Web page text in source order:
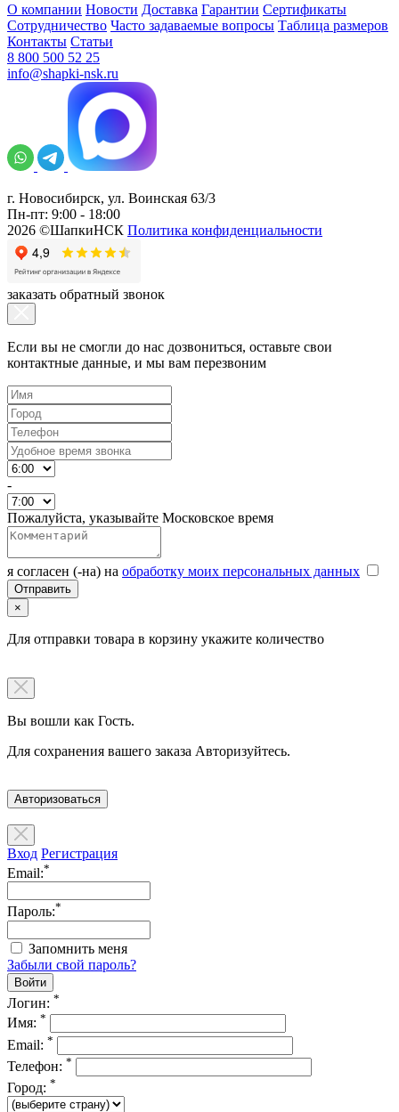
О компании Новости Доставка Гарантии Сертификаты
Сотрудничество Часто задаваемые вопросы Таблица размеров
Контакты Статьи
8 800 500 52 25
info@shapki-nsk.ru
г. Новосибирск, ул. Воинская 63/3
Пн-пт: 9:00 - 18:00
2026 ©ШапкиНСК Политика конфиденциальности
заказать обратный звонок
Если вы не смогли до нас дозвониться, оставьте свои
контактные данные, и мы вам перезвоним
-
Пожалуйста, указывайте Московское время
я согласен (-на) на обработку моих персональных данных
×
Для отправки товара в корзину укажите количество
Вы вошли как Гость.
Для сохранения вашего заказа Авторизуйтесь.
Авторизоваться
Вход Регистрация
Email:*
Пароль:*
Запомнить меня
Забыли свой пароль?
Логин: *
Имя: *
Email: *
Телефон: *
Город: *